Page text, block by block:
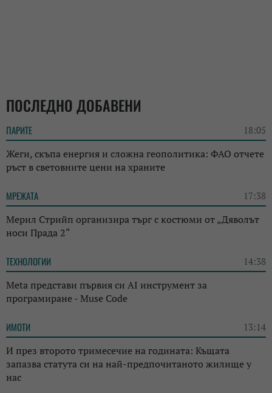
ПОСЛЕДНО ДОБАВЕНИ
ПАРИТЕ 18:05
Жеги, скъпа енергия и сложна геополитика: ФАО отчете
ръст в световните цени на храните
МРЕЖАТА 17:38
Мерил Стрийп организира търг с костюми от „Дяволът
носи Прада 2“
ТЕХНОЛОГИИ 14:38
Meta представи първия си AI инструмент за
програмиране - Muse Code
ИМОТИ 13:14
И през второто тримесечие на годината: Къщата
запазва статута си на най-предпочитаното жилище у
нас